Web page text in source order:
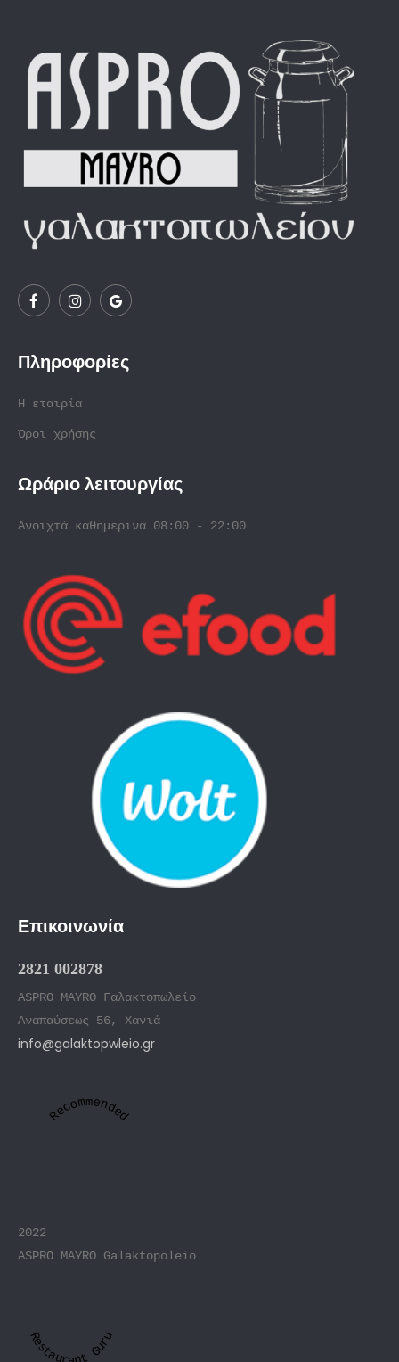
Πληροφορίες
Η εταιρία
Όροι χρήσης
Ωράριο λειτουργίας
Ανοιχτά καθημερινά 08:00 - 22:00
Επικοινωνία
2821 002878
ASPRO MAYRO Γαλακτοπωλείο
Αναπαύσεως 56, Χανιά
info@galaktopwleio.gr
Recommended
2022
ASPRO MAYRO Galaktopoleio
Restaurant Guru